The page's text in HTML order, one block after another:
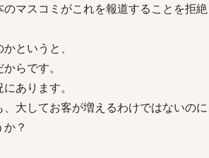
マスコミがこれを報道することを拒
というと、
らです。
あります。
大してお客が増えるわけではないのに
？